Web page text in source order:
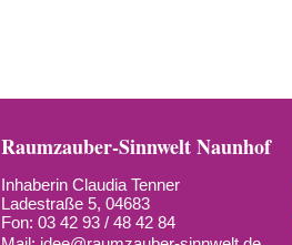
Raumzauber-Sinnwelt Naunhof
Inhaberin Claudia Tenner
Ladestraße 5, 04683
Fon: 03 42 93 / 48 42 84